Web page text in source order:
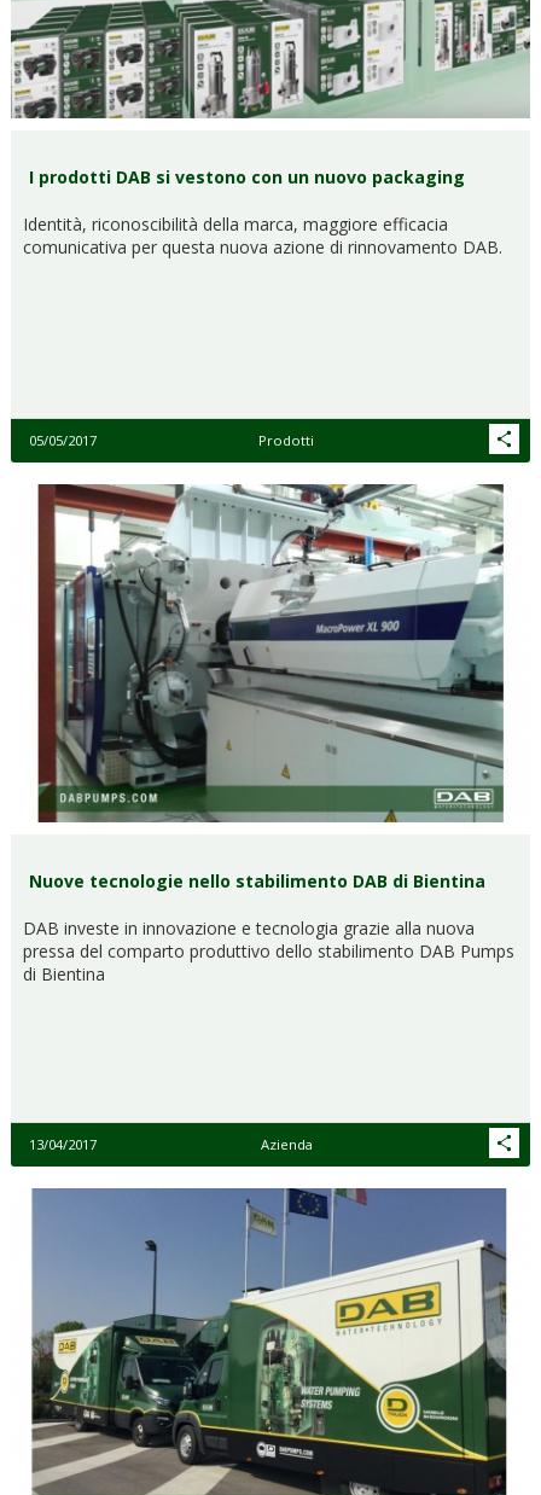
I prodotti DAB si vestono con un nuovo packaging
Identità, riconoscibilità della marca, maggiore efficacia
comunicativa per questa nuova azione di rinnovamento DAB.
05/05/2017 Prodotti
Nuove tecnologie nello stabilimento DAB di Bientina
DAB investe in innovazione e tecnologia grazie alla nuova
pressa del comparto produttivo dello stabilimento DAB Pumps
di Bientina
13/04/2017 Azienda